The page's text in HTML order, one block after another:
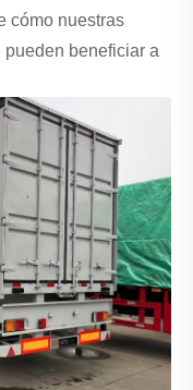
cómo nuestras
beneficiar a